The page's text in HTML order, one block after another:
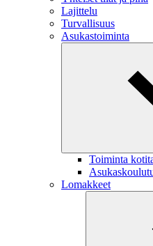
Lajittelu
Turvallisuus
Asukastoiminta
Toiminta
Lomakkeet